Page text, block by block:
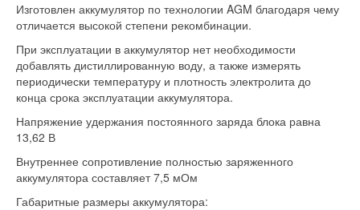
Изготовлен аккумулятор по технологии AGM благодаря чему
отличается высокой степени рекомбинации.
При эксплуатации в аккумулятор нет необходимости
добавлять дистиллированную воду, а также измерять
периодически температуру и плотность электролита до
конца срока эксплуатации аккумулятора.
Напряжение удержания постоянного заряда блока равна
13,62 В
Внутреннее сопротивление полностью заряженного
аккумулятора составляет 7,5 мОм
Габаритные размеры аккумулятора: